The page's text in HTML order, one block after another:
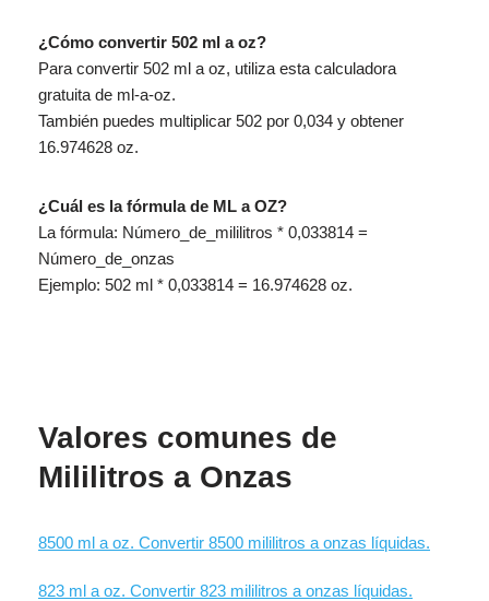
¿Cómo convertir 502 ml a oz?
Para convertir 502 ml a oz, utiliza esta calculadora
gratuita de ml-a-oz.
También puedes multiplicar 502 por 0,034 y obtener
16.974628 oz.
¿Cuál es la fórmula de ML a OZ?
La fórmula: Número_de_mililitros * 0,033814 =
Número_de_onzas
Ejemplo: 502 ml * 0,033814 = 16.974628 oz.
Valores comunes de
Mililitros a Onzas
8500 ml a oz. Convertir 8500 mililitros a onzas líquidas.
823 ml a oz. Convertir 823 mililitros a onzas líquidas.